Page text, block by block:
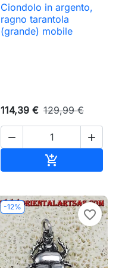
Ciondolo in argento,
ragno tarantola
(grande) mobile
114,39 € 129,99 €
 

-12%
favorite_border